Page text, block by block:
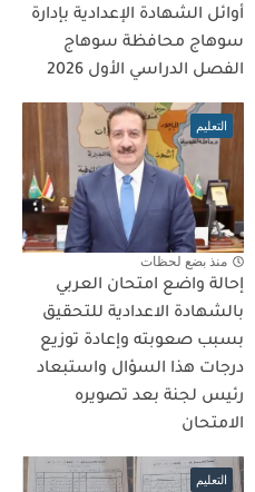
أوائل الشهادة الإعدادية بإدارة
سوهاج محافظة سوهاج
الفصل الدراسي الأول 2026
التعليم
منذ بضع لحظات
إحالة واضع امتحان العربي
بالشهادة الاعدادية للتحقيق
بسبب صعوبته وإعادة توزيع
درجات هذا السؤال واستبعاد
رئيس لجنة بعد تصويره
الامتحان
التعليم